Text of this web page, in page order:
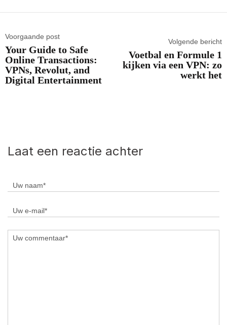
Voorgaande post
Your Guide to Safe
Online Transactions:
VPNs, Revolut, and
Digital Entertainment
Volgende bericht
Voetbal en Formule 1
kijken via een VPN: zo
werkt het
Laat een reactie achter